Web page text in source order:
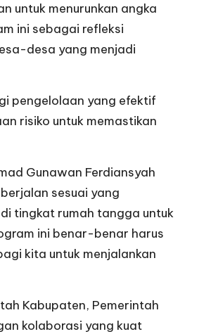
untuk menurunkan angka
ini sebagai refleksi
desa yang menjadi
pengelolaan yang efektif
risiko untuk memastikan
Gunawan Ferdiansyah
sesuai yang
tingkat rumah tangga untuk
ini benar-benar harus
kita untuk menjalankan
Kabupaten, Pemerintah
kolaborasi yang kuat